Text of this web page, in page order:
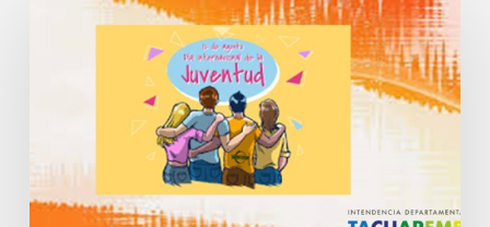
Tacuaremboense